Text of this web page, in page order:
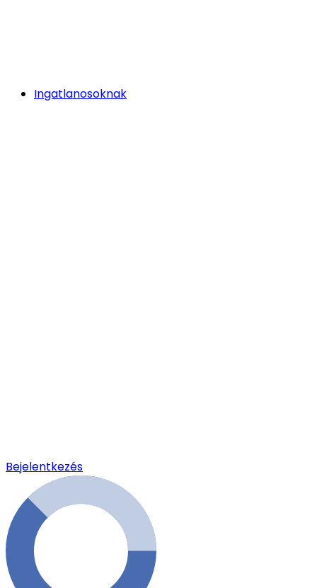
Ingatlanosoknak
Bejelentkezés